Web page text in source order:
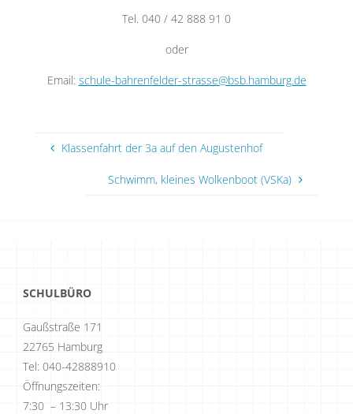
Tel. 040 / 42 888 91 0
oder
Email: schule-bahrenfelder-strasse@bsb.hamburg.de
Klassenfahrt der 3a auf den Augustenhof
Schwimm, kleines Wolkenboot (VSKa)
SCHULBÜRO
Gaußstraße 171
22765 Hamburg
Tel: 040-42888910
Öffnungszeiten:
7:30 – 13:30 Uhr